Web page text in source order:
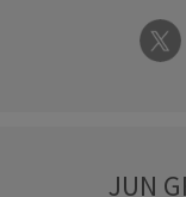
JUN